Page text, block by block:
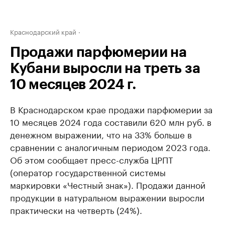
Краснодарский край
Продажи парфюмерии на
Кубани выросли на треть за
10 месяцев 2024 г.
В Краснодарском крае продажи парфюмерии за
10 месяцев 2024 года составили 620 млн руб. в
денежном выражении, что на 33% больше в
сравнении с аналогичным периодом 2023 года.
Об этом сообщает пресс-служба ЦРПТ
(оператор государственной системы
маркировки «Честный знак»). Продажи данной
продукции в натуральном выражении выросли
практически на четверть (24%).